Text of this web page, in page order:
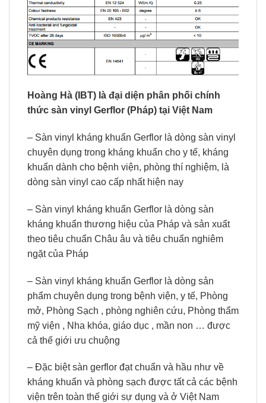
Hoàng Hà (IBT) là đại diện phân phối chính
thức sàn vinyl Gerflor (Pháp) tại Việt Nam
– Sàn vinyl kháng khuẩn Gerflor là dòng sàn vinyl
chuyên dụng trong kháng khuẩn cho y tế, kháng
khuẩn dành cho bệnh viện, phòng thí nghiệm, là
dòng sàn vinyl cao cấp nhất hiện nay
– Sàn vinyl kháng khuẩn Gerflor là dòng sàn
kháng khuẩn thương hiệu của Pháp và sản xuất
theo tiêu chuẩn Châu âu và tiêu chuẩn nghiêm
ngặt của Pháp
– Sàn vinyl kháng khuẩn Gerflor là dòng sản
phẩm chuyên dụng trong bệnh viện, y tế, Phòng
mở, Phòng Sạch , phòng nghiên cứu, Phòng thẩm
mỹ viện , Nha khóa, giáo dục , mần non … được
cả thế giới ưu chuộng
– Đặc biệt sàn gerflor đạt chuẩn và hầu như về
kháng khuẩn và phòng sạch được tất cả các bệnh
viện trên toàn thế giới sự dụng và ở Việt Nam